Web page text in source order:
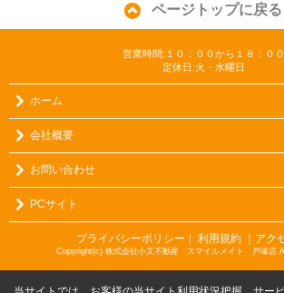
ページトップに戻る
営業時間:１０：００から１８：００
定休日:火・水曜日
ホーム
会社概要
お問い合わせ
PCサイト
プライバシーポリシー ｜ 利用規約 ｜アク
Copyright(c) 株式会社小又不動産 スマイルメイト 戸塚店